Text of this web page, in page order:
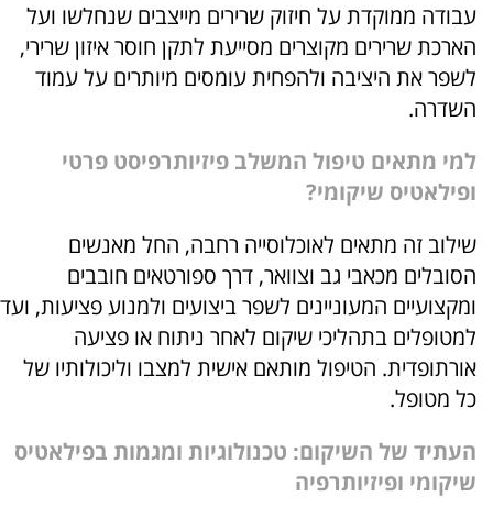
עבודה ממוקדת על חיזוק שרירים מייצבים שנחלשו ועל
הארכת שרירים מקוצרים מסייעת לתקן חוסר איזון שרירי,
לשפר את היציבה ולהפחית עומסים מיותרים על עמוד
השדרה.
למי מתאים טיפול המשלב פיזיותרפיסט פרטי
ופילאטיס שיקומי?
שילוב זה מתאים לאוכלוסייה רחבה, החל מאנשים
הסובלים מכאבי גב וצוואר, דרך ספורטאים חובבים
ומקצועיים המעוניינים לשפר ביצועים ולמנוע פציעות, ועד
למטופלים בתהליכי שיקום לאחר ניתוח או פציעה
אורתופדית. הטיפול מותאם אישית למצבו וליכולותיו של
כל מטופל.
העתיד של השיקום: טכנולוגיות ומגמות בפילאטיס
שיקומי ופיזיותרפיה